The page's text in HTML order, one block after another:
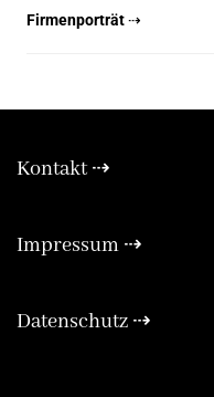
Firmenporträt⇢
Kontakt ⇢
Impressum ⇢
Datenschutz ⇢